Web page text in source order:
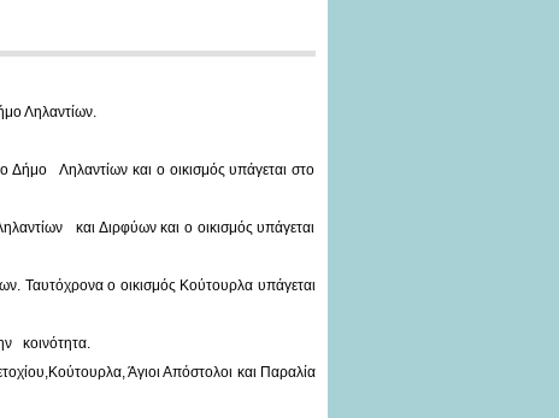
Ληλαντίων.
Δήμο Ληλαντίων και ο οικισμός υπάγεται στο
και Διρφύων και ο οικισμός υπάγεται
Ταυτόχρονα ο οικισμός Κούτουρλα υπάγεται
κοινότητα.
Άγιοι Απόστολοι και Παραλία